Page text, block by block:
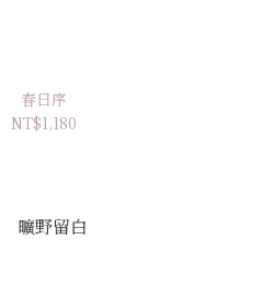
春日序
NT$1,180